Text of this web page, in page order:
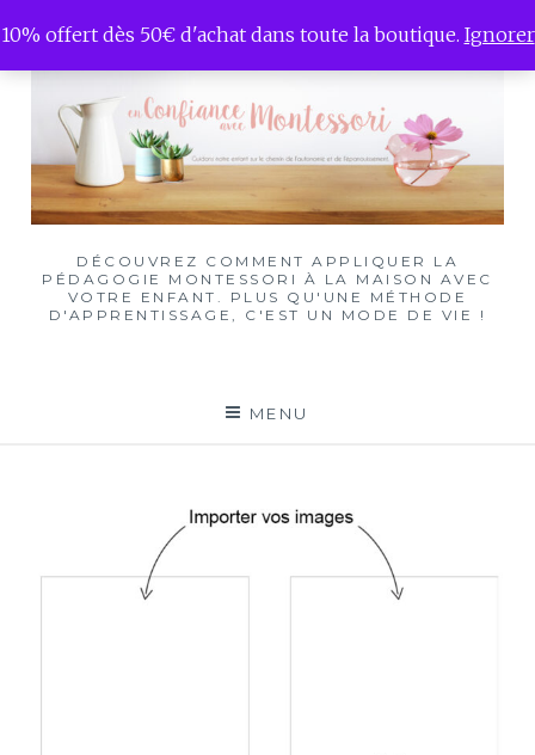
to
DÉCOUVREZ COMMENT APPLIQUER LA
PÉDAGOGIE MONTESSORI À LA MAISON AVEC
VOTRE ENFANT. PLUS QU'UNE MÉTHODE
D'APPRENTISSAGE, C'EST UN MODE DE VIE !
MENU
10% offert dès 50€ d'achat dans toute la boutique. Ignorer